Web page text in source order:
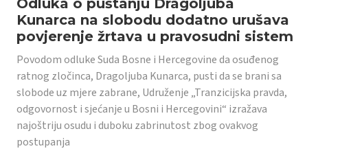
Kunarca na slobodu dodatno urušava
povjerenje žrtava u pravosudni sistem
Povodom odluke Suda Bosne i Hercegovine da osuđenog
ratnog zločinca, Dragoljuba Kunarca, pusti da se brani sa
slobode uz mjere zabrane, Udruženje „Tranzicijska pravda,
odgovornost i sjećanje u Bosni i Hercegovini“ izražava
najoštriju osudu i duboku zabrinutost zbog ovakvog
postupanja